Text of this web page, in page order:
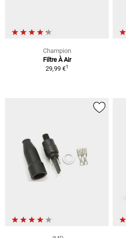
Champion
Filtre À Air
29,99 €1